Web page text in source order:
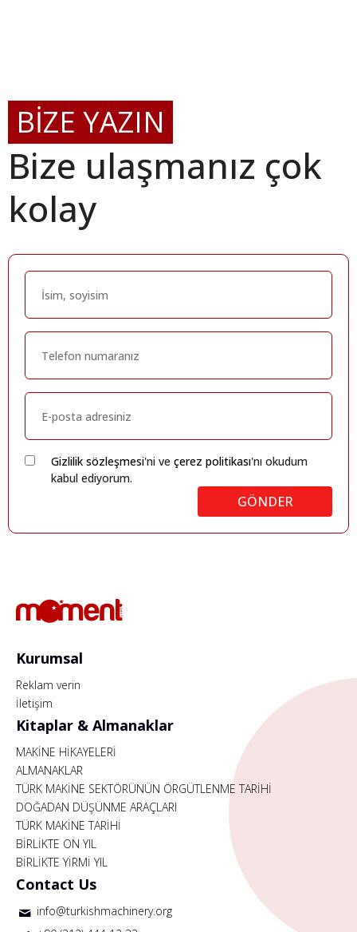
BİZE YAZIN
Bize ulaşmanız çok
kolay
Gizlilik sözleşmesi'ni ve çerez politikası'nı okudum
kabul ediyorum.
GÖNDER
Kurumsal
Reklam verin
İletişim
Kitaplar & Almanaklar
MAKİNE HİKAYELERİ
ALMANAKLAR
TÜRK MAKİNE SEKTÖRÜNÜN ÖRGÜTLENME TARİHİ
DOĞADAN DÜŞÜNME ARAÇLARI
TÜRK MAKİNE TARİHİ
BİRLİKTE ON YIL
BİRLİKTE YİRMİ YIL
Contact Us
info@turkishmachinery.org